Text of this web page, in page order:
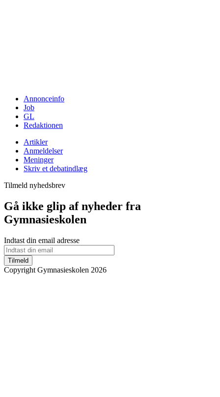
Annonceinfo
Job
GL
Redaktionen
Artikler
Anmeldelser
Meninger
Skriv et debatindlæg
Tilmeld nyhedsbrev
Gå ikke glip af nyheder fra
Gymnasieskolen
Indtast din email adresse
Tilmeld
Copyright Gymnasieskolen 2026